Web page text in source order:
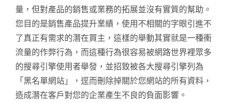
量，但對產品的銷售或業務的拓展並沒有實質的幫助。
您目的是銷售產品提升業績，使用不相關的字眼引進不
了真正有需求的潛在買主，這樣的舉動其實就是一種衝
流量的作弊行為，而這種行為很容易被網路世界裡眾多
的搜尋引擎使用者舉發，並招致被各大搜尋引擎列為
「黑名單網站」，逕而刪除掉關於您網站的所有資料，
造成潛在客戶對您的企業產生不良的負面影響。